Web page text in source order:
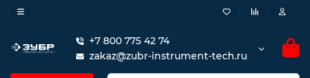
+7 800 775 42 74
zakaz@zubr-instrument-tech.ru